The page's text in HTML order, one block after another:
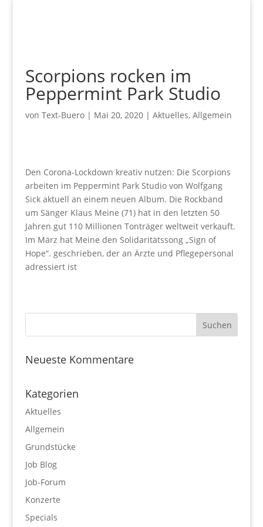
Scorpions rocken im
Peppermint Park Studio
von Text-Buero| Mai 20, 2020| Aktuelles, Allgemein
Den Corona-Lockdown kreativ nutzen: Die Scorpions
arbeiten im Peppermint Park Studio von Wolfgang
Sick aktuell an einem neuen Album. Die Rockband
um Sänger Klaus Meine (71) hat in den letzten 50
Jahren gut 110 Millionen Tonträger weltweit verkauft.
Im März hat Meine den Solidaritätssong „Sign of
Hope“. geschrieben, der an Ärzte und Pflegepersonal
adressiert ist
Neueste Kommentare
Kategorien
Aktuelles
Allgemein
Grundstücke
Job Blog
Job-Forum
Konzerte
Specials